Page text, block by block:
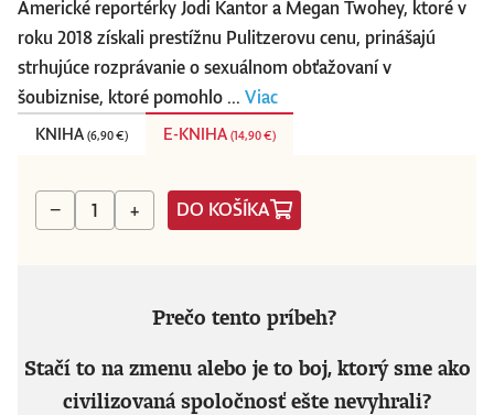
Americké reportérky Jodi Kantor a Megan Twohey, ktoré v
roku 2018 získali prestížnu Pulitzerovu cenu, prinášajú
strhujúce rozprávanie o sexuálnom obťažovaní v
šoubiznise, ktoré pomohlo ... Viac
KNIHA (6,90 €) E-KNIHA (14,90 €)
− + DO KOŠÍKA
Prečo tento príbeh?
Stačí to na zmenu alebo je to boj, ktorý sme ako
civilizovaná spoločnosť ešte nevyhrali?